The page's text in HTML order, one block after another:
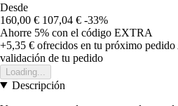
Desde
160,00 € 107,04 € -33%
Ahorre 5% con el código EXTRA
+5,35 € ofrecidos en tu próximo pedido
validación de tu pedido
Loading...
Descripción